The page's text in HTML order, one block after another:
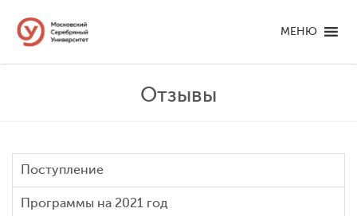
МЕНЮ
Отзывы
Поступление
Программы на 2021 год